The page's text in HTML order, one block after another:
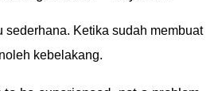
sederhana. Ketika sudah membuat
kebelakang.